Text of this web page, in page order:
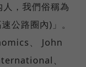
，我們俗稱為
公路圈內)」。
、 John
、